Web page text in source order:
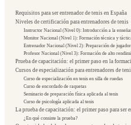
Requisitos para ser entrenador de tenis en España
Niveles de certificación para entrenadores de tenis
Instructor Nacional (Nivel 0): Introducción a la
Monitor Nacional (Nivel 1): Formación técnica y
Entrenador Nacional (Nivel 2): Preparación de
Profesor Nacional (Nivel 3): Formación de alto
Prueba de capacitación: el primer paso en la
Cursos de especialización para entrenadores de
Curso de especialización en tenis en silla de ruedas
Curso de encordado de raquetas
Seminario de preparación física aplicada al tenis
Curso de psicología aplicada al tenis
La prueba de capacitación: el primer paso para ser
¿En qué consiste la prueba?